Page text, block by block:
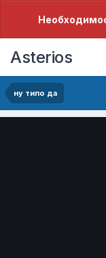
Asterios
ну типо да